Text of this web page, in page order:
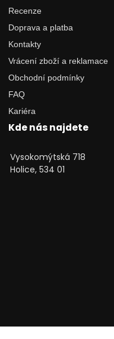
Recenze
Doprava a platba
Kontakty
Vrácení zboží a reklamace
Obchodní podmínky
FAQ
Kariéra
Kde nás najdete
Vysokomýtská 718
Holice, 534 01